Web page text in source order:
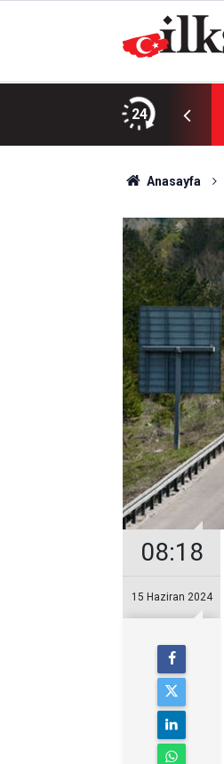
24
Anasayfa
08:18
15 Haziran 2024